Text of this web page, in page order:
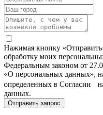
Нажимая кнопку
обработку моих
Федеральным законом от
«О персональных данных»,
определенных в Согласии
данных.